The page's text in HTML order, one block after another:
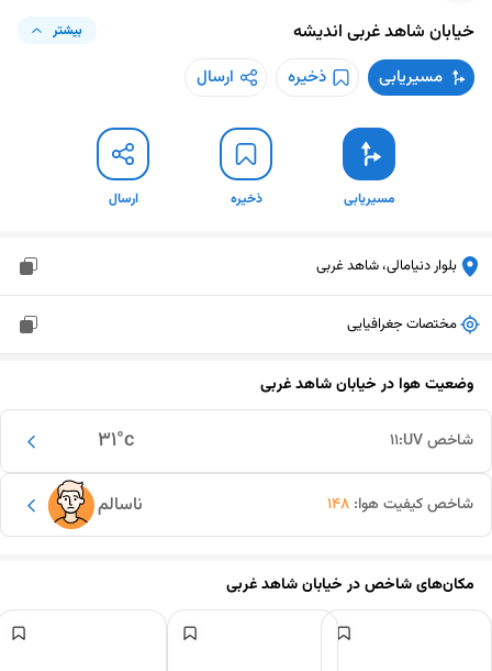
خیابان شاهد غربی اندیشه بیشتر
مسیریابی ذخیره ارسال
مسیریابی ذخیره ارسال
بلوار دنیامالی، شاهد غربی
مختصات جغرافیایی
وضعیت هوا درخیابان شاهد غربی
31°c شاخص UV: 11
ناسالم شاخص کیفیت هوا: 148
مکان‌های شاخص درخیابان شاهد غربی